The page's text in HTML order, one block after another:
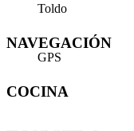
Toldo
NAVEGACIÓN
GPS
COCINA